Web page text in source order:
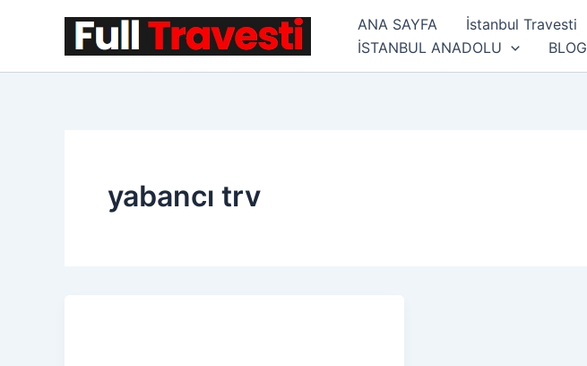
ANA SAYFA İstanbul Travesti
İSTANBUL ANADOLU
BLOG
yabancı trv